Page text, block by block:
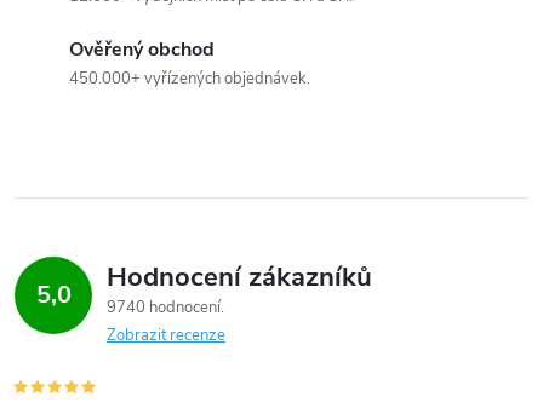
Ověřený obchod
450.000+ vyřízených objednávek.
5,0 Hodnocení zákazníků
9740 hodnocení
Zobrazit recenze